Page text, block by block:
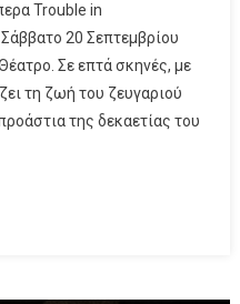
Trouble in
20 Σεπτεμβρίου
Σε επτά σκηνές, με
τη ζωή του ζευγαριού
της δεκαετίας του